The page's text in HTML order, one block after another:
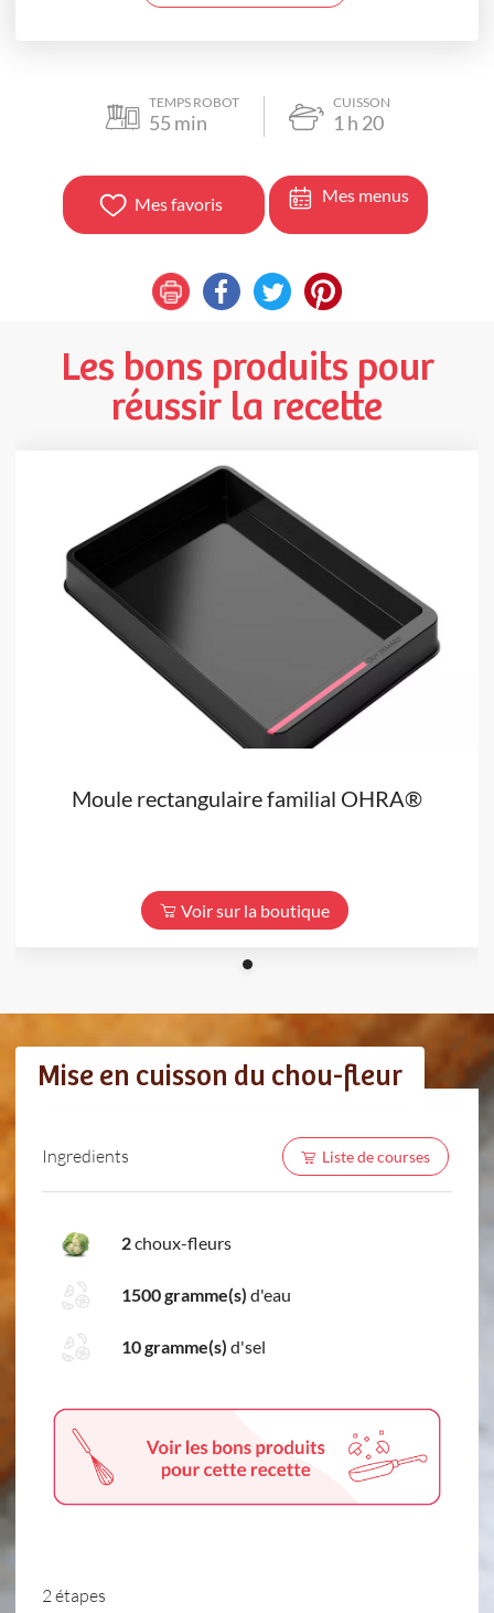
TEMPS ROBOT
55 min
CUISSON
1 h 20
Mes favoris Mes menus
Les bons produits pour
réussir la recette
Moule rectangulaire familial OHRA®
Voir sur la boutique
Mise en cuisson du chou-fleur
Ingredients Liste de courses
2choux-fleurs
1500 gramme(s) d'eau
10 gramme(s) d'sel
2 étapes